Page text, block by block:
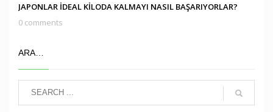
JAPONLAR İDEAL KİLODA KALMAYI NASIL BAŞARIYORLAR?
0 comments
ARA…